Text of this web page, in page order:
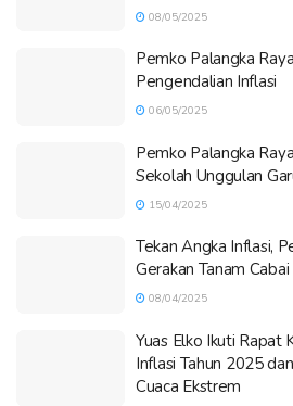
08/05/2025
Pemko Palangka
Pengendalian Inflasi
06/05/2025
Pemko Palangka
Sekolah Unggulan
15/04/2025
Tekan Angka Inflasi,
Gerakan Tanam Cabai
08/04/2025
Yuas Elko Ikuti Rapat
Inflasi Tahun 2025
Cuaca Ekstrem